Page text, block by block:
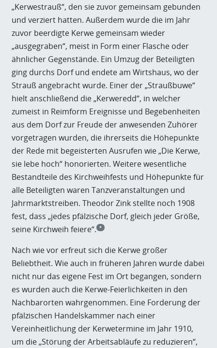
„Kerwestrauß“, den sie zuvor gemeinsam gebunden
und verziert hatten. Außerdem wurde die im Jahr
zuvor beerdigte Kerwe gemeinsam wieder
„ausgegraben“, meist in Form einer Flasche oder
ähnlicher Gegenstände. Ein Umzug der Beteiligten
ging durchs Dorf und endete am Wirtshaus, wo der
Strauß angebracht wurde. Einer der „Straußbuwe“
hielt anschließend die „Kerweredd“, in welcher
zumeist in Reimform Ereignisse und Begebenheiten
aus dem Dorf zur Freude der anwesenden Zuhörer
vorgetragen wurden, die ihrerseits die Höhepunkte
der Rede mit begeisterten Ausrufen wie „Die Kerwe,
sie lebe hoch“ honorierten. Weitere wesentliche
Bestandteile des Kirchweihfests und Höhepunkte für
alle Beteiligten waren Tanzveranstaltungen und
Jahrmarktstreiben. Theodor Zink stellte noch 1908
fest, dass „jedes pfälzische Dorf, gleich jeder Größe,
seine Kirchweih feiere“. *
Nach wie vor erfreut sich die Kerwe großer
Beliebtheit. Wie auch in früheren Jahren wurde dabei
nicht nur das eigene Fest im Ort begangen, sondern
es wurden auch die Kerwe-Feierlichkeiten in den
Nachbarorten wahrgenommen. Eine Forderung der
pfälzischen Handelskammer nach einer
Vereinheitlichung der Kerwetermine im Jahr 1910,
um die „Störung der Arbeitsabläufe zu reduzieren“,